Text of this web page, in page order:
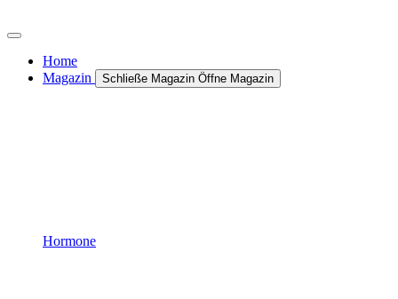
Inhalt
Home
Magazin
Schließe Magazin Öffne Magazin
Hormone